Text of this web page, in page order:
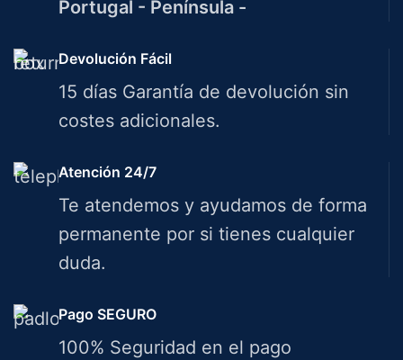
Portugal - Península -
Devolución Fácil
15 días Garantía de devolución sin
costes adicionales.
Atención 24/7
Te atendemos y ayudamos de forma
permanente por si tienes cualquier
duda.
Pago SEGURO
100% Seguridad en el pago